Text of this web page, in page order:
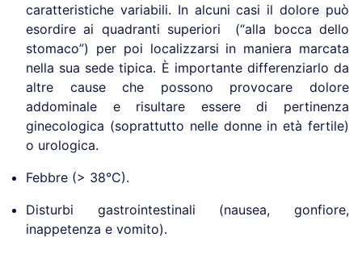
caratteristiche variabili. In alcuni casi il dolore può
esordire ai quadranti superiori (“alla bocca dello
stomaco”) per poi localizzarsi in maniera marcata
nella sua sede tipica. È importante differenziarlo da
altre cause che possono provocare dolore
addominale e risultare essere di pertinenza
ginecologica (soprattutto nelle donne in età fertile)
o urologica.
Febbre (> 38°C).
Disturbi gastrointestinali (nausea, gonfiore,
inappetenza e vomito).